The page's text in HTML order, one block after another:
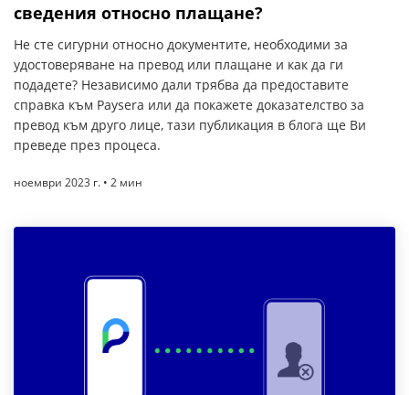
сведения относно плащане?
Не сте сигурни относно документите, необходими за
удостоверяване на превод или плащане и как да ги
подадете? Независимо дали трябва да предоставите
справка към Paysera или да покажете доказателство за
превод към друго лице, тази публикация в блога ще Ви
преведе през процеса.
ноември 2023 г. • 2 мин